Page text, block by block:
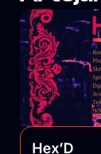
Please note
to process If
payment method
Hex’D